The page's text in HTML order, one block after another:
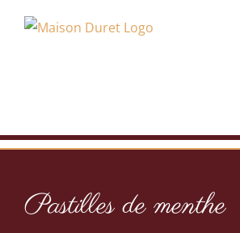
Pastilles de menthe